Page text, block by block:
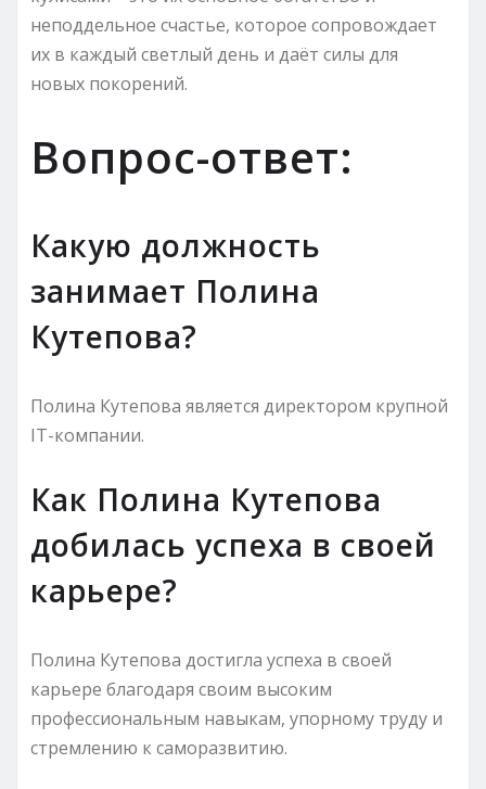
неподдельное счастье, которое сопровождает
их в каждый светлый день и даёт силы для
новых покорений.
Вопрос-ответ:
Какую должность
занимает Полина
Кутепова?
Полина Кутепова является директором крупной
IT-компании.
Как Полина Кутепова
добилась успеха в своей
карьере?
Полина Кутепова достигла успеха в своей
карьере благодаря своим высоким
профессиональным навыкам, упорному труду и
стремлению к саморазвитию.